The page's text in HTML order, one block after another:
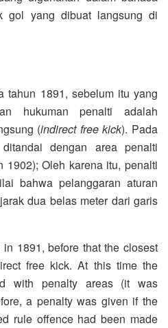
gol yang dibuat langsung di
tahun 1891, sebelum itu yang
hukuman penalti adalah
(indirect free kick). Pada
dengan area penalti
1902); Oleh karena itu, penalti
bahwa pelanggaran aturan
dua belas meter dari garis
1891, before that the closest
free kick. At this time the
with penalty areas (it was
a penalty was given if the
rule offence had been made